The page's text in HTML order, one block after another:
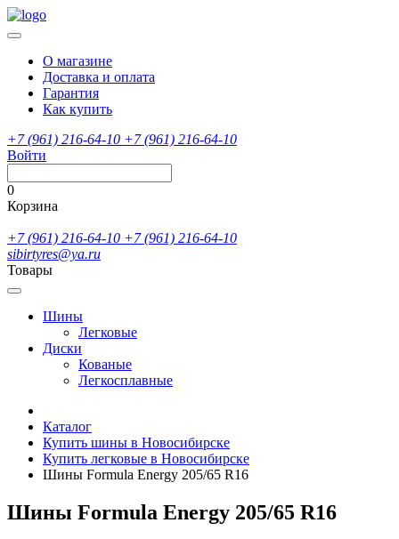
О магазине
Доставка и оплата
Гарантия
Как купить
+7 (961) 216-64-10 +7 (961) 216-64-10
Войти
0
Корзина
+7 (961) 216-64-10 +7 (961) 216-64-10
sibirtyres@ya.ru
Товары
Шины
Легковые
Диски
Кованые
Легкосплавные
Каталог
Купить шины в Новосибирске
Купить легковые в Новосибирске
Шины Formula Energy 205/65 R16
Шины Formula Energy 205/65 R16